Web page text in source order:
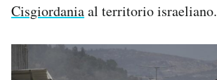
Cisgiordaniaal territorio israeliano.